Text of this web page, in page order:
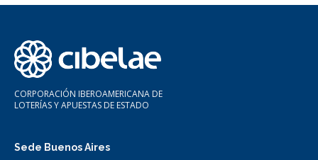
CORPORACIÓN IBEROAMERICANA DE
LOTERÍAS Y APUESTAS DE ESTADO
Sede Buenos Aires